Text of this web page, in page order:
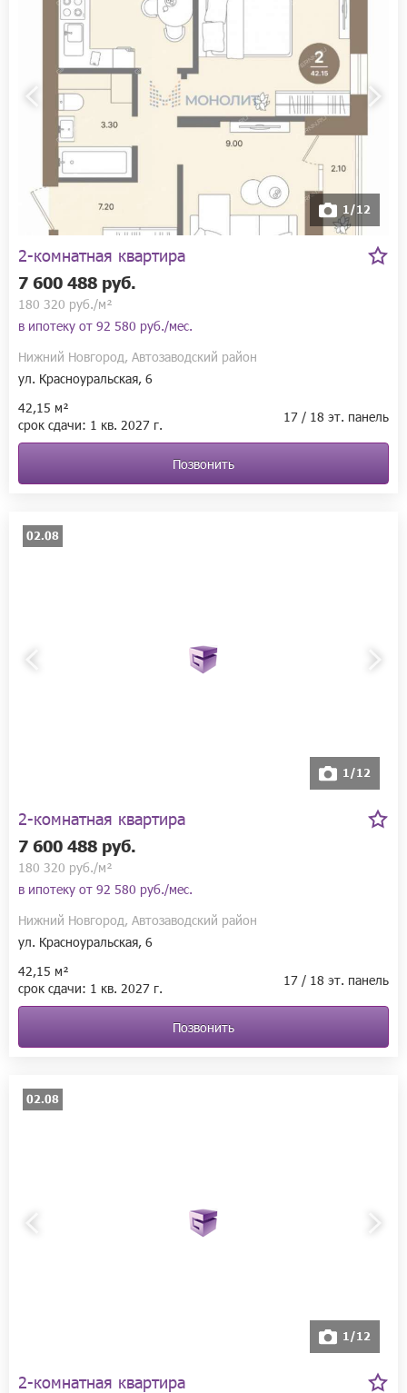
1/12
2-комнатная квартира
7 600 488 руб.
180 320 руб./м²
в ипотеку от 92 580 руб./мес.
Нижний Новгород, Автозаводский район
ул. Красноуральская, 6
42,15 м²
срок сдачи: 1 кв. 2027 г. 17 / 18 эт. панель
Позвонить
02.08
1/12
2-комнатная квартира
7 600 488 руб.
180 320 руб./м²
в ипотеку от 92 580 руб./мес.
Нижний Новгород, Автозаводский район
ул. Красноуральская, 6
42,15 м²
срок сдачи: 1 кв. 2027 г. 17 / 18 эт. панель
Позвонить
02.08
1/12
2-комнатная квартира